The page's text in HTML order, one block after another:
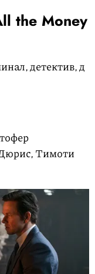
the Money
детектив, д
Тимоти